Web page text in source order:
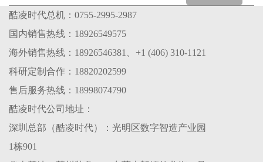
酷凌时代总机：0755-2995-2987
国内销售热线：18926549575
海外销售热线：18926546381、+1 (406) 310-1121
科研定制合作：18820202599
售后服务热线：18998074790
酷凌时代公司地址：
深圳总部（酷凌时代）：光明区数字智造产业园
1栋901